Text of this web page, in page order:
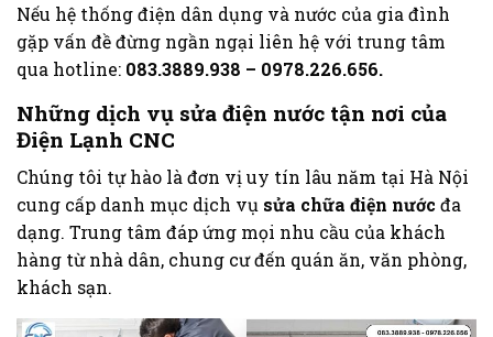
Nếu hệ thốngđiện dân dụng và nước của gia đình
gặp vấn đề đừng ngần ngại liên hệ với trung tâm
qua hotline: 083.3889.938 – 0978.226.656.
Những dịch vụ sửa điện nước tận nơi của
Điện Lạnh CNC
Chúng tôi tự hào là đơn vị uy tín lâu năm tại Hà Nội
cung cấp danh mục dịch vụ sửa chữa điện nước đa
dạng. Trung tâm đáp ứng mọi nhu cầu của khách
hàng từ nhà dân, chung cư đến quán ăn, văn phòng,
khách sạn.